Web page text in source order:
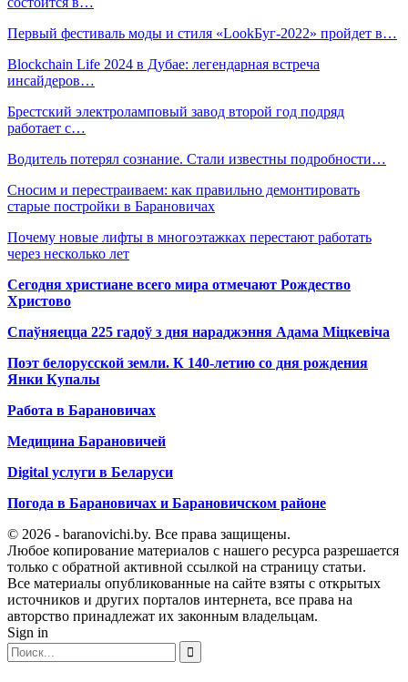
Первый фестиваль моды и стиля «LookБуг-2022» пройдет в…
Blockchain Life 2024 в Дубае: легендарная встреча
инсайдеров…
Брестский электроламповый завод второй год подряд
работает с…
Водитель потерял сознание. Стали известны подробности…
Сносим и перестраиваем: как правильно демонтировать
старые постройки в Барановичах
Почему новые лифты в многоэтажках перестают работать
через несколько лет
Сегодня христиане всего мира отмечают Рождество
Христово
Спаўняецца 225 гадоў з дня нараджэння Адама Міцкевіча
Поэт белорусской земли. К 140-летию со дня рождения
Янки Купалы
Работа в Барановичах
Медицина Барановичей
Digital услуги в Беларуси
Погода в Барановичах и Барановичском районе
© 2026 - baranovichi.by. Все права защищены.
Любое копирование материалов с нашего ресурса разрешается
только с обратной активной ссылкой на страницу статьи.
Все материалы опубликованные на сайте взяты с открытых
источников и других порталов интернета, все права на
авторство принадлежат их законным владельцам.
Sign in